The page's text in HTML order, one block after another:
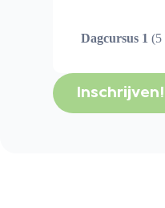
Dagcursus 1 (5
Inschrijven!